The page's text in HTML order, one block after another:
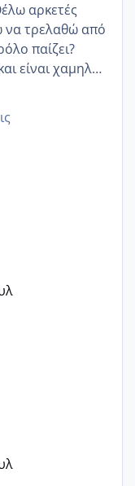
αρκετές
παίζει?
είναι χαμηλή
ήδη μια
να τερματιστεί
προσπαθώ 7